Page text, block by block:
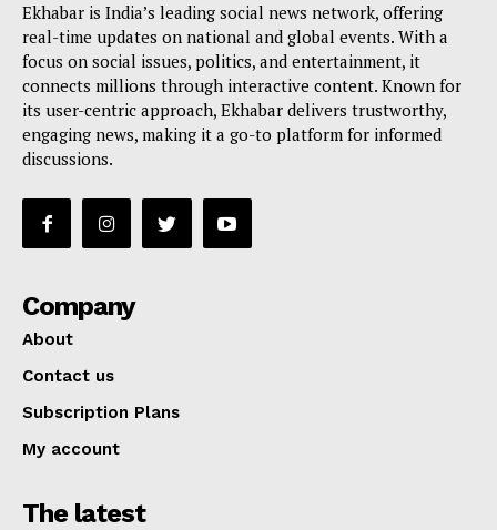
Ekhabar is India’s leading social news network, offering
real-time updates on national and global events. With a
focus on social issues, politics, and entertainment, it
connects millions through interactive content. Known for
its user-centric approach, Ekhabar delivers trustworthy,
engaging news, making it a go-to platform for informed
discussions.
Company
About
Contact us
Subscription Plans
My account
The latest